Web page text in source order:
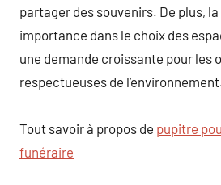
partager des souvenirs. De plus,
importance dans le choix des
une demande croissante pour les
respectueuses de
Tout savoir à propos de pupitre
funéraire